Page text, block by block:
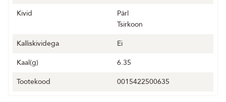
Kivid
Pärl
Tsirkoon
Kalliskividega
Ei
Kaal(g)
6.35
Tootekood
0015422500635